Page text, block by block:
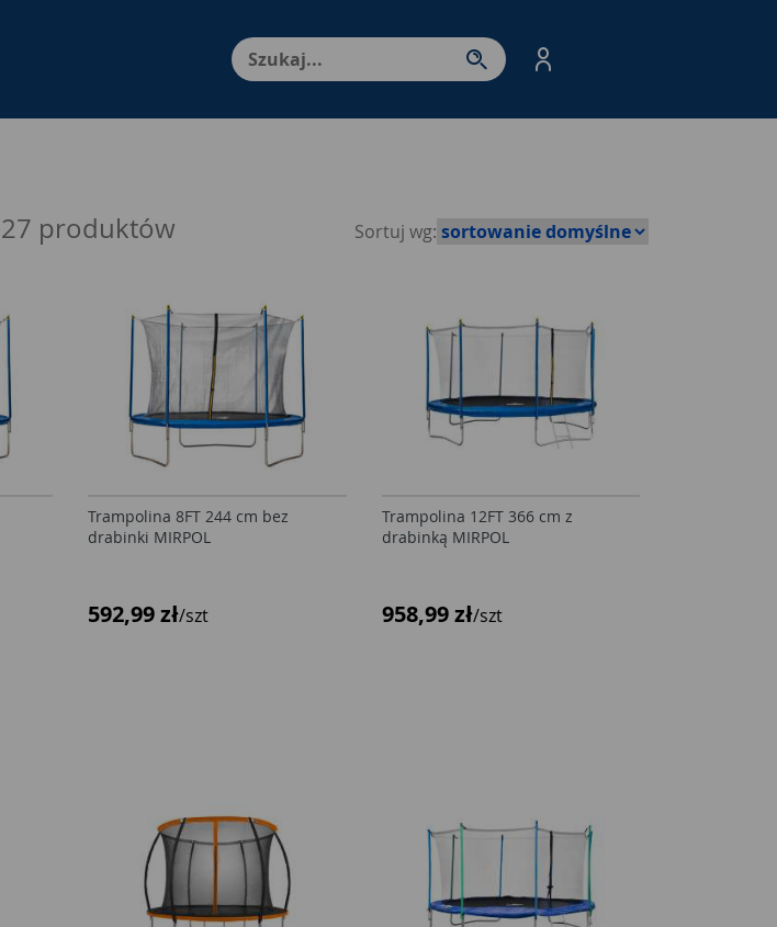
Menu Produktów, nawigacja: Enter - przejdź do strony produktów. Spacja – otwórz/
27 produktów Sortuj wg:
Trampolina 8FT 244 cm bez
drabinki MIRPOL
592,99 zł/szt
Trampolina 12FT 366 cm z
drabinką MIRPOL
958,99 zł/szt